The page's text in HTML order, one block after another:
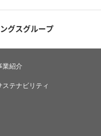
グスグループ
業紹介
ステナビリティ